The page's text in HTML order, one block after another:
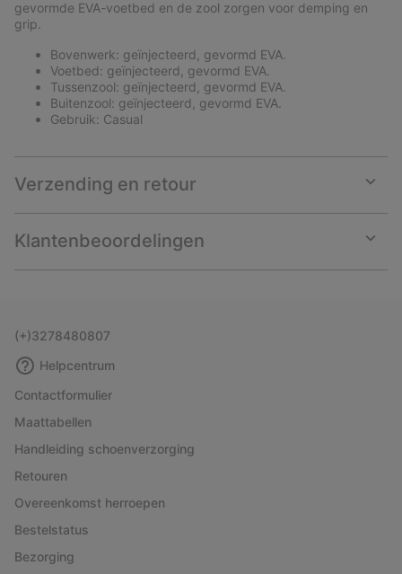
gevormde EVA-voetbed en de zool zorgen voor demping en
grip.
Bovenwerk: geïnjecteerd, gevormd EVA.
Voetbed: geïnjecteerd, gevormd EVA.
Tussenzool: geïnjecteerd, gevormd EVA.
Buitenzool: geïnjecteerd, gevormd EVA.
Gebruik: Casual
Verzending en retour
or
Klantenbeoordelingen
or
(+)3278480807
Helpcentrum
Contactformulier
Maattabellen
Handleiding schoenverzorging
Retouren
Overeenkomst herroepen
Bestelstatus
Bezorging